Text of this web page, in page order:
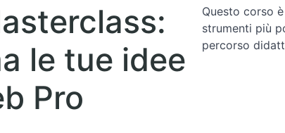
le tue idee
Pro
Questo corso
strumenti più
percorso